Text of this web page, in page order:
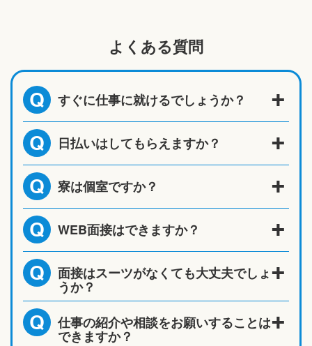
よくある質問
Q すぐに仕事に就けるでしょうか？
Q 日払いはしてもらえますか？
Q 寮は個室ですか？
Q WEB面接はできますか？
Q 面接はスーツがなくても大丈夫でしょ
うか？
Q 仕事の紹介や相談をお願いすることは
できますか？